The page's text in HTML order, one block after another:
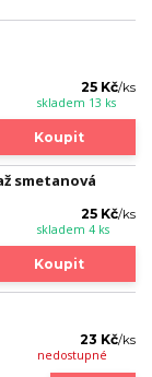
25 Kč/ks
skladem 13 ks
Koupit
smetanová
25 Kč/ks
skladem 4 ks
Koupit
23 Kč/ks
nedostupné